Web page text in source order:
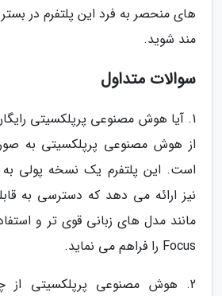
های منحصر به فرد این پلتفرم در
مند شوید.
سوالات متداول
1. آیا هوش مصنوعی پرپلکسیتی
از هوش مصنوعی پرپلکسیتی به
نیز ارائه می دهد که دسترسی به
مانند مدل های زبانی قوی تر و
Focus را فراهم می نماید.
2. هوش مصنوعی پرپلکسیتی از